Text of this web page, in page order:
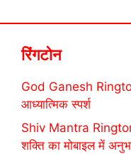
रिंगटोन
God Ganesh
आध्यात्मिक स्पर्श
Shiv Mantra
शक्ति का मोबाइल में